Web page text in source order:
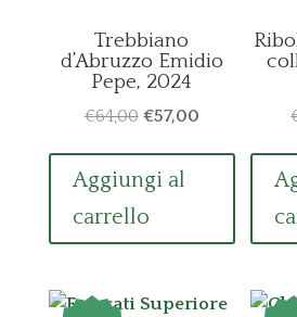
Trebbiano
d’Abruzzo Emidio
Pepe, 2024
€64,00 Il
originale
€64,00.
€57,00Il
Aggiungi al
carrello